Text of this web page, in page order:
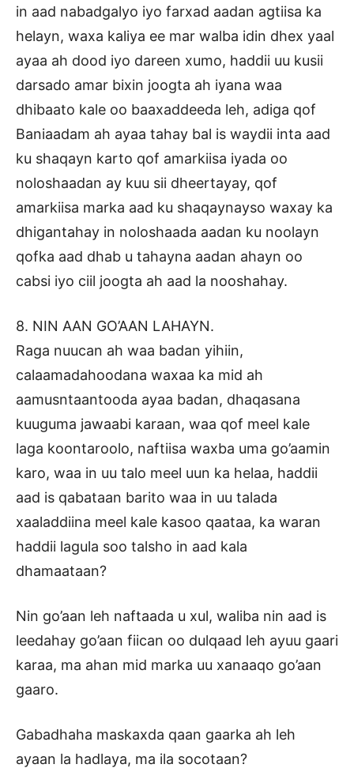
in aad nabadgalyo iyo farxad aadan agtiisa ka
helayn, waxa kaliya ee mar walba idin dhex yaal
ayaa ah dood iyo dareen xumo, haddii uu kusii
darsado amar bixin joogta ah iyana waa
dhibaato kale oo baaxaddeeda leh, adiga qof
Baniaadam ah ayaa tahay bal is waydii inta aad
ku shaqayn karto qof amarkiisa iyada oo
noloshaadan ay kuu sii dheertayay, qof
amarkiisa marka aad ku shaqaynayso waxay ka
dhigantahay in noloshaada aadan ku noolayn
qofka aad dhab u tahayna aadan ahayn oo
cabsi iyo ciil joogta ah aad la nooshahay.
8. NIN AAN GO’AAN LAHAYN.
Raga nuucan ah waa badan yihiin,
calaamadahoodana waxaa ka mid ah
aamusntaantooda ayaa badan, dhaqasana
kuuguma jawaabi karaan, waa qof meel kale
laga koontaroolo, naftiisa waxba uma go’aamin
karo, waa in uu talo meel uun ka helaa, haddii
aad is qabataan barito waa in uu talada
xaaladdiina meel kale kasoo qaataa, ka waran
haddii lagula soo talsho in aad kala
dhamaataan?
Nin go’aan leh naftaada u xul, waliba nin aad is
leedahay go’aan fiican oo dulqaad leh ayuu gaari
karaa, ma ahan mid marka uu xanaaqo go’aan
gaaro.
Gabadhaha maskaxda qaan gaarka ah leh
ayaan la hadlaya, ma ila socotaan?